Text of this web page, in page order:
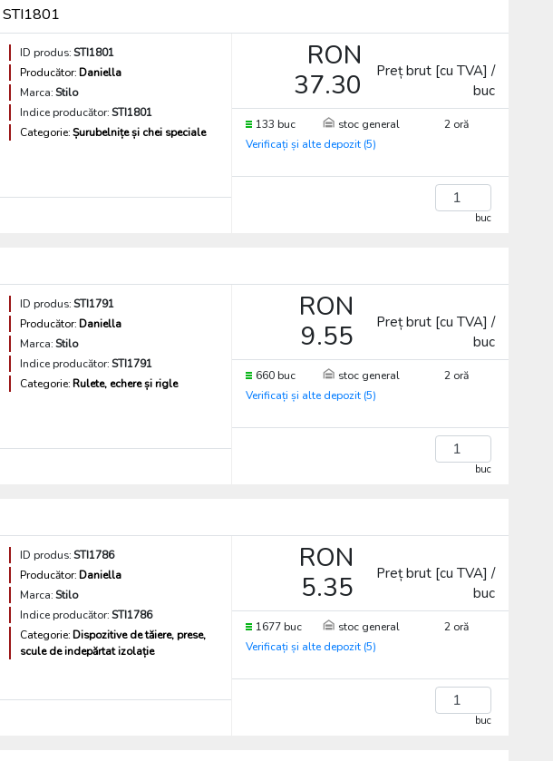
STI1801
ID produs: STI1801
Producător: Daniella
Marca: Stilo
Indice producător: STI1801
Categorie: Șurubelnițe și chei speciale
RON
37.30
Preț brut [cu TVA] /
buc
133 buc stoc general
2 oră
Verificați și alte depozit (5)
buc
ID produs: STI1791
Producător: Daniella
Marca: Stilo
Indice producător: STI1791
Categorie: Rulete, echere și rigle
RON
9.55
Preț brut [cu TVA] /
buc
660 buc stoc general
2 oră
Verificați și alte depozit (5)
buc
ID produs: STI1786
Producător: Daniella
Marca: Stilo
Indice producător: STI1786
Categorie: Dispozitive de tăiere, prese,
scule de indepărtat izolație
RON
5.35
Preț brut [cu TVA] /
buc
1677 buc stoc general
2 oră
Verificați și alte depozit (5)
buc